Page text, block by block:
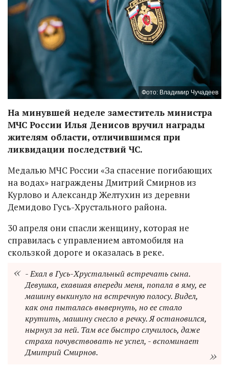
Фото: Владимир Чучадеев
На минувшей неделе заместитель министра
МЧС России Илья Денисов вручил награды
жителям области, отличившимся при
ликвидации последствий ЧС.
Медалью МЧС России «За спасение погибающих
на водах» награждены Дмитрий Смирнов из
Курлово и Александр Желтухин из деревни
Демидово Гусь-Хрустального района.
30 апреля они спасли женщину, которая не
справилась с управлением автомобиля на
скользкой дороге и оказалась в реке.
- Ехал в Гусь-Хрустальный встречать сына.
Девушка, ехавшая впереди меня, попала в яму, ее
машину выкинуло на встречную полосу. Видел,
как она пыталась вывернуть, но ее стало
крутить, машину снесло в речку. Я остановился,
нырнул за ней. Там все быстро случилось, даже
страха почувствовать не успел, - вспоминает
Дмитрий Смирнов.